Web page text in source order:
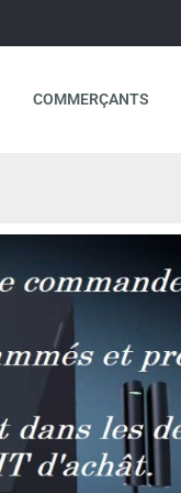
COMMERÇANTS